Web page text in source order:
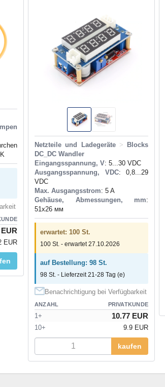
EUR
Netzteile und Ladegeräte >
Blocks
DC_DC Wandler
Eingangsspannung, V: 5...30 VDC
Ausgangsspannung, VDC: 0,8...29
VDC
Max. Ausgangsstrom: 5 A
Gehäuse, Abmessungen, mm:
51x26 мм
erwartet: 100 St.
100 St. - erwartet 27.10.2026
auf Bestellung: 98 St.
98 St. - Lieferzeit 21-28 Tag (e)
Benachrichtigung bei Verfügbarkeit
ANZAHL PRIVATKUNDE
1+ 10.77 EUR
10+ 9.9 EUR
kaufen